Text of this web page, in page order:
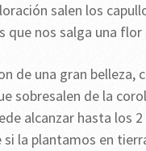
salen los
que nos salga una flor
de una gran belleza,
sobresalen de la
alcanzar hasta los
la plantamos en